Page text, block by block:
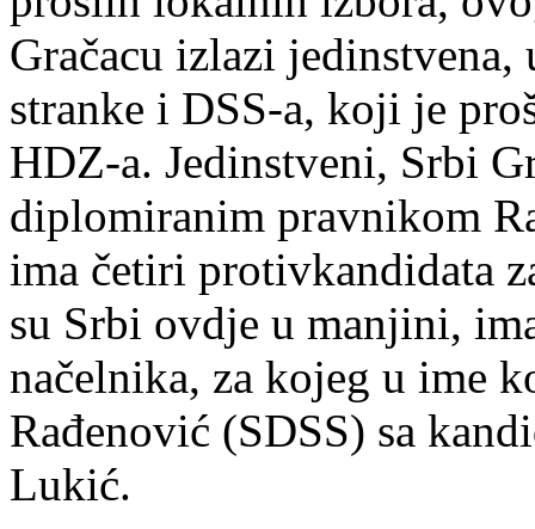
Gračacu izlazi
stranke i DSS-a, koji je
HDZ-a. Jedinstveni, Srbi
diplomiranim pravnikom
ima četiri protivkandidata
su Srbi ovdje u manjini,
načelnika, za kojeg u ime
Rađenović (SDSS) sa
Lukić.